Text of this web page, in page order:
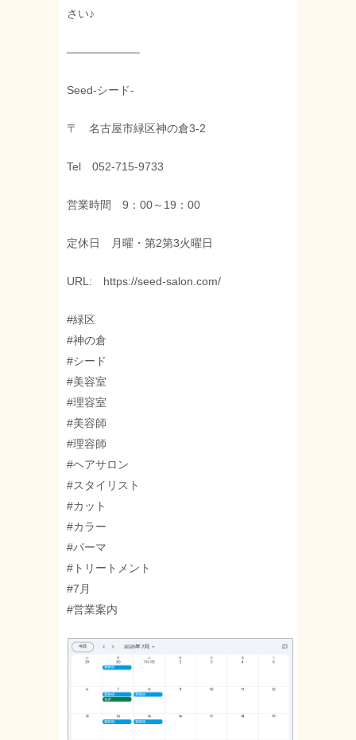
さい♪
——————–
Seed-シード-
〒 名古屋市緑区神の倉3-2
Tel 052-715-9733
営業時間 9：00～19：00
定休日 月曜・第2第3火曜日
URL: https://seed-salon.com/
#緑区
#神の倉
#シード
#美容室
#理容室
#美容師
#理容師
#ヘアサロン
#スタイリスト
#カット
#カラー
#パーマ
#トリートメント
#7月
#営業案内